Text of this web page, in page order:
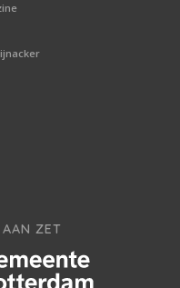
AAN ZET